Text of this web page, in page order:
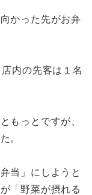
かった先がお弁
内の先客は１名
もっとですが、
。
当」にしようと
「野菜が摂れる